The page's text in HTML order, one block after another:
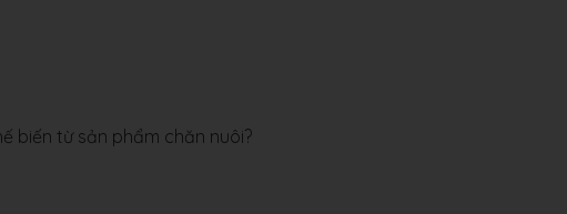
biến từ sản phẩm chăn nuôi?